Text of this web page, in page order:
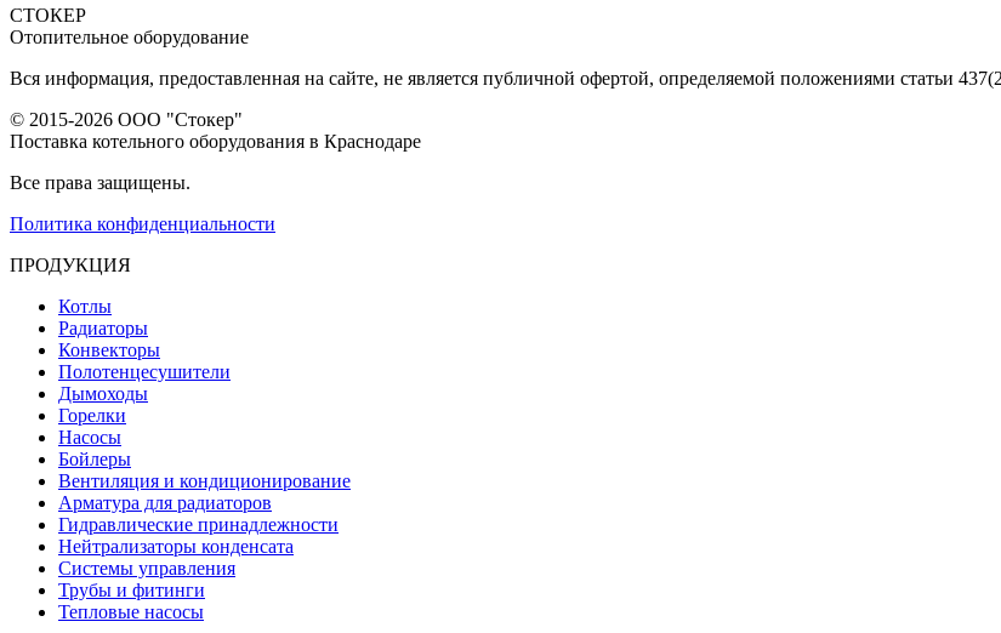
СТОКЕР
Отопительное оборудование
Вся информация, предоставленная на сайте, не является публичной офертой, определяемой положениями статьи
© 2015-2026 ООО "Стокер"
Поставка котельного оборудования в Краснодаре
Все права защищены.
Политика конфиденциальности
ПРОДУКЦИЯ
Котлы
Радиаторы
Конвекторы
Полотенцесушители
Дымоходы
Горелки
Насосы
Бойлеры
Вентиляция и кондиционирование
Арматура для радиаторов
Гидравлические принадлежности
Нейтрализаторы конденсата
Системы управления
Трубы и фитинги
Тепловые насосы